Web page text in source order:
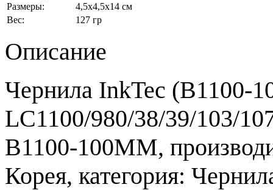
Размеры:
4,5x4,5x14 см
Вес:
127 гр
Описание
Чернила InkTec (B1100-
LC1100/980/38/39/103/
B1100-100MM,
Корея, категория: